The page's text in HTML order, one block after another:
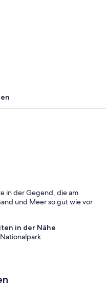
in der Gegend, die am
und Meer so gut wie vor
in der Nähe